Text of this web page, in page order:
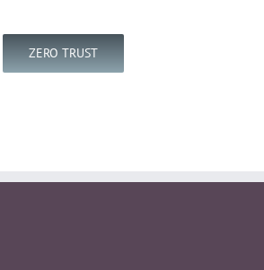
ZERO TRUST